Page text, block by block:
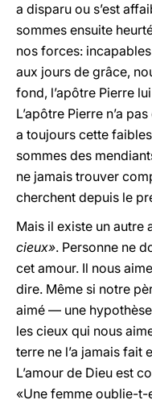
a disparu ou s’est
sommes ensuite
nos forces:
aux jours de grâce,
fond, l’apôtre Pierre
L’apôtre Pierre n’a
a toujours cette
sommes des
ne jamais trouver
cherchent depuis le
Mais il existe un autre
cieux». Personne ne
cet amour. Il nous
dire. Même si notre
aimé — une
les cieux qui nous
terre ne l’a jamais fait
L’amour de Dieu est
«Une femme oublie-